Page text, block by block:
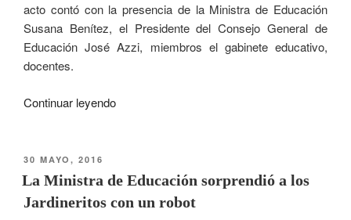
acto contó con la presencia de la Ministra de Educación
Susana Benítez, el Presidente del Consejo General de
Educación José Azzi, miembros el gabinete educativo,
docentes.
Continuar leyendo
30 MAYO, 2016
La Ministra de Educación sorprendió a los
Jardineritos con un robot